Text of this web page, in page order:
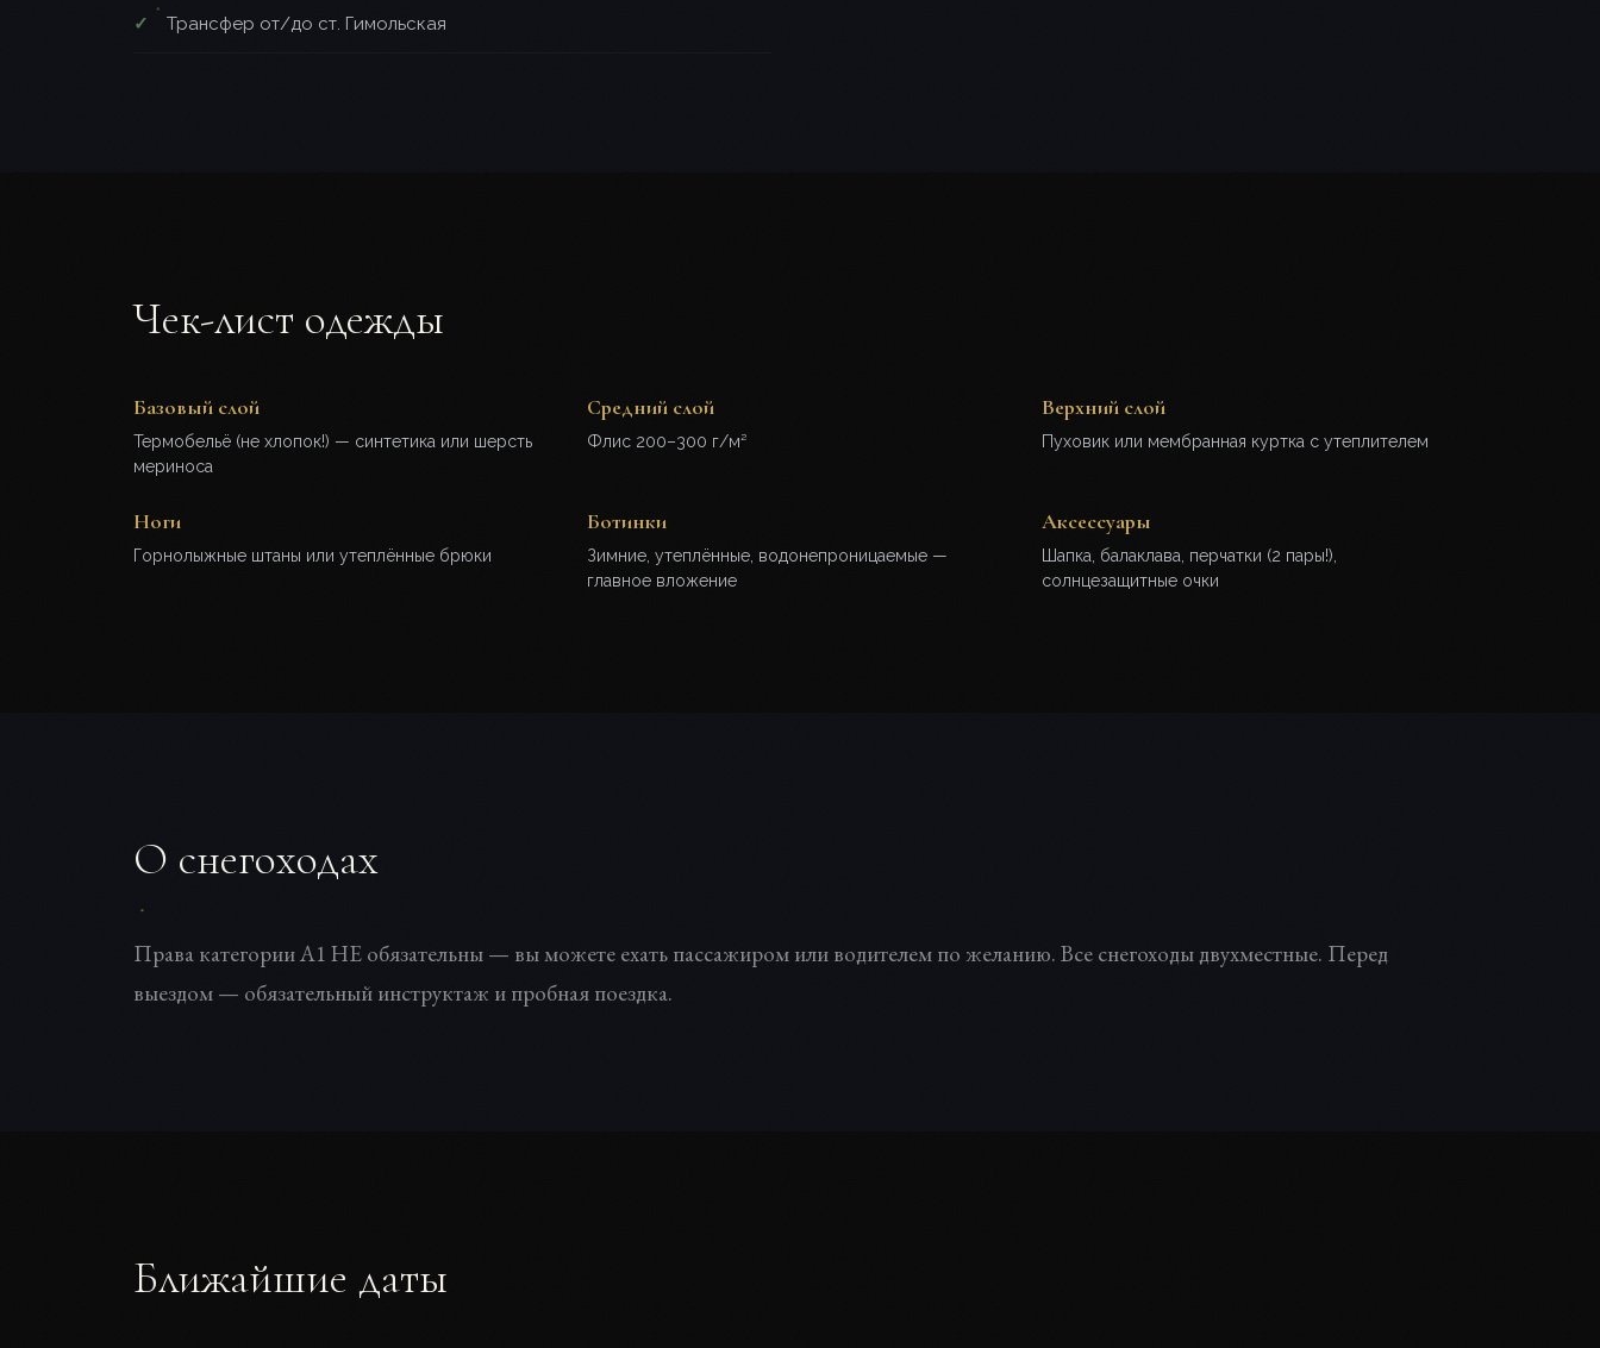
Трансфер от/до ст. Гимольская
Чек-лист одежды
Базовый слой
Термобельё (не хлопок!) — синтетика или шерсть
мериноса
Средний слой
Флис 200–300 г/м²
Верхний слой
Пуховик или мембранная куртка с утеплителем
Ноги
Горнолыжные штаны или утеплённые брюки
Ботинки
Зимние, утеплённые, водонепроницаемые —
главное вложение
Аксессуары
Шапка, балаклава, перчатки (2 пары!),
солнцезащитные очки
О снегоходах
Права категории А1 НЕ обязательны — вы можете ехать пассажиром или водителем по желанию. Все снегоходы двухместные. Перед
выездом — обязательный инструктаж и пробная поездка.
Ближайшие даты